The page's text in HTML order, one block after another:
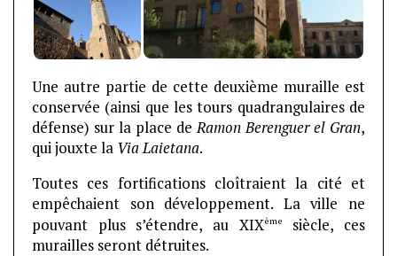
Une autre partie de cette deuxième muraille est
conservée (ainsi que les tours quadrangulaires de
défense) sur la place deRamon Berenguer el Gran,
qui jouxte la Via Laietana.
Toutes ces fortifications cloîtraient la cité et
empêchaient son développement. La ville ne
pouvant plus s’étendre, au XIXème
siècle, ces
murailles seront détruites.